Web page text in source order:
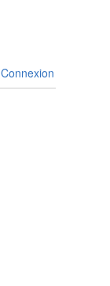
Connexion